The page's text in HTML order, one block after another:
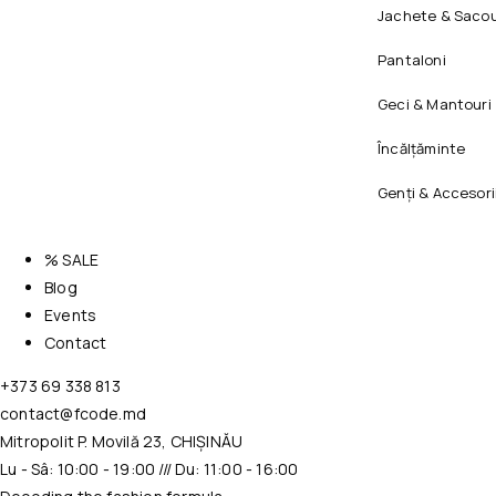
Jachete &
Pantaloni
Geci & Mantouri
Încălțăminte
Genți &
% SALE
Blog
Events
Contact
+373 69 338 813
contact@fcode.md
Mitropolit P. Movilă 23, CHIȘINĂU
Lu - Sâ: 10:00 - 19:00 /// Du: 11:00 - 16:00